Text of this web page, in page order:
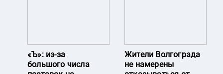
«Ъ»: из-за
большого числа
Жители Волгограда
не намерены